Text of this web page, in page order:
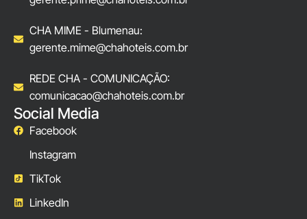
CHA MIME - Blumenau:
gerente.mime@chahoteis.com.br
REDE CHA - COMUNICAÇÃO:
comunicacao@chahoteis.com.br
Social Media
Facebook
Instagram
TikTok
LinkedIn